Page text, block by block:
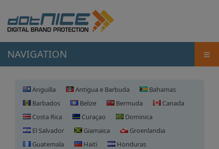
NAVIGATION ≡
Anguilla Antigua e Barbuda
Bahamas
Barbados
Belize Bermuda
Canada
Costa Rica
Curaçao
Dominica
El Salvador
Giamaica
Groenlandia
Guatemala
Haiti
Honduras